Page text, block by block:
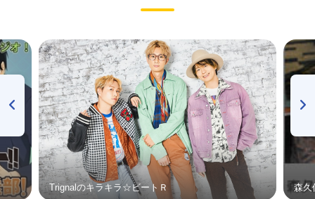
Trignalのキラキラ☆ビートＲ 森久